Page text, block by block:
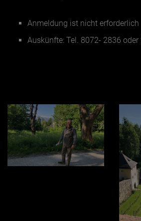
Anmeldung ist nicht erforderlich
Auskünfte: Tel. 8072- 2836 oder